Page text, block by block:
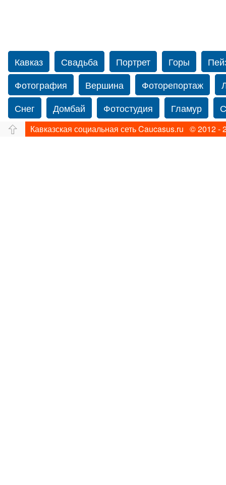
Кавказ Свадьба Портрет Горы
Фотография
Вершина Фоторепортаж
Снег
Домбай Фотостудия Гламур
Путешествие
Перевал Свадьба фото
Кавказская социальная сеть Caucasus.ru © 2012 -